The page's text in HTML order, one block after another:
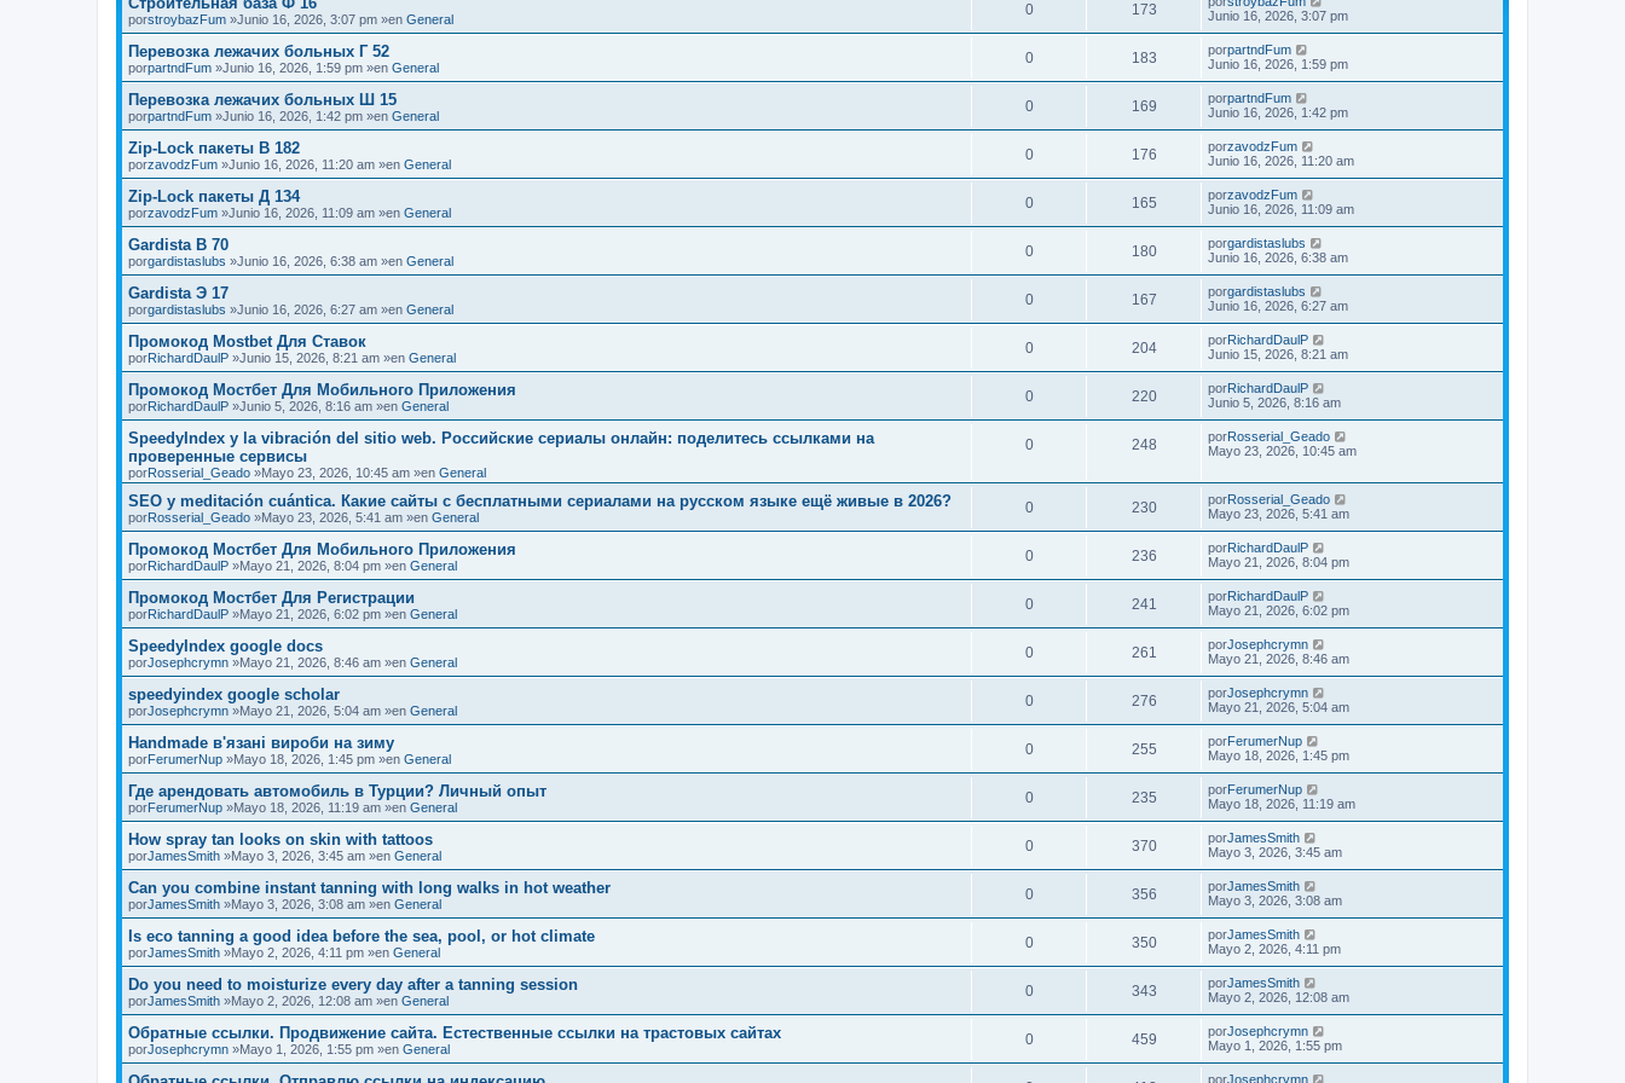
porstroybazFum »Junio 16, 2026, 3:07 pm »en General
0 173
Junio 16, 2026, 3:07 pm
Перевозка лежачих больных Г 52
porpartndFum »Junio 16, 2026, 1:59 pm »en General
0 183 porpartndFum
Junio 16, 2026, 1:59 pm
Перевозка лежачих больных Ш 15
porpartndFum »Junio 16, 2026, 1:42 pm »en General
0 169 porpartndFum
Junio 16, 2026, 1:42 pm
Zip-Lock пакеты В 182
porzavodzFum »Junio 16, 2026, 11:20 am »en General
0 176 porzavodzFum
Junio 16, 2026, 11:20 am
Zip-Lock пакеты Д 134
porzavodzFum »Junio 16, 2026, 11:09 am »en General
0 165 porzavodzFum
Junio 16, 2026, 11:09 am
Gardista В 70
porgardistaslubs »Junio 16, 2026, 6:38 am »en General
0 180 porgardistaslubs
Junio 16, 2026, 6:38 am
Gardista Э 17
porgardistaslubs »Junio 16, 2026, 6:27 am »en General
0 167 porgardistaslubs
Junio 16, 2026, 6:27 am
Промокод Mostbet Для Ставок
porRichardDaulP »Junio 15, 2026, 8:21 am »en General
0 204 porRichardDaulP
Junio 15, 2026, 8:21 am
Промокод Мостбет Для Мобильного Приложения
porRichardDaulP »Junio 5, 2026, 8:16 am »en General
0 220 porRichardDaulP
Junio 5, 2026, 8:16 am
SpeedyIndex y la vibración del sitio web. Российские сериалы онлайн: поделитесь ссылками на
проверенные сервисы
porRosserial_Geado »Mayo 23, 2026, 10:45 am »en General
0 248 porRosserial_Geado
Mayo 23, 2026, 10:45 am
SEO y meditación cuántica. Какие сайты с бесплатными сериалами на русском языке ещё живые в 2026?
porRosserial_Geado »Mayo 23, 2026, 5:41 am »en General
0 230 porRosserial_Geado
Mayo 23, 2026, 5:41 am
Промокод Мостбет Для Мобильного Приложения
porRichardDaulP »Mayo 21, 2026, 8:04 pm »en General
0 236 porRichardDaulP
Mayo 21, 2026, 8:04 pm
Промокод Мостбет Для Регистрации
porRichardDaulP »Mayo 21, 2026, 6:02 pm »en General
0 241 porRichardDaulP
Mayo 21, 2026, 6:02 pm
SpeedyIndex google docs
porJosephcrymn »Mayo 21, 2026, 8:46 am »en General
0 261 porJosephcrymn
Mayo 21, 2026, 8:46 am
speedyindex google scholar
porJosephcrymn »Mayo 21, 2026, 5:04 am »en General
0 276 porJosephcrymn
Mayo 21, 2026, 5:04 am
Handmade в'язані вироби на зиму
porFerumerNup »Mayo 18, 2026, 1:45 pm »en General
0 255 porFerumerNup
Mayo 18, 2026, 1:45 pm
Где арендовать автомобиль в Турции? Личный опыт
porFerumerNup »Mayo 18, 2026, 11:19 am »en General
0 235 porFerumerNup
Mayo 18, 2026, 11:19 am
How spray tan looks on skin with tattoos
porJamesSmith »Mayo 3, 2026, 3:45 am »en General
0 370 porJamesSmith
Mayo 3, 2026, 3:45 am
Can you combine instant tanning with long walks in hot weather
porJamesSmith »Mayo 3, 2026, 3:08 am »en General
0 356 porJamesSmith
Mayo 3, 2026, 3:08 am
Is eco tanning a good idea before the sea, pool, or hot climate
porJamesSmith »Mayo 2, 2026, 4:11 pm »en General
0 350 porJamesSmith
Mayo 2, 2026, 4:11 pm
Do you need to moisturize every day after a tanning session
porJamesSmith »Mayo 2, 2026, 12:08 am »en General
0 343 porJamesSmith
Mayo 2, 2026, 12:08 am
Обратные ссылки. Продвижение сайта. Естественные ссылки на трастовых сайтах
porJosephcrymn »Mayo 1, 2026, 1:55 pm »en General
0 459 porJosephcrymn
Mayo 1, 2026, 1:55 pm
porJosephcrymn